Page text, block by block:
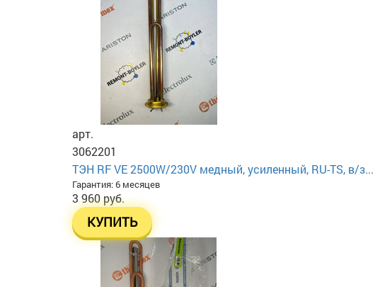
арт.
3062201
ТЭН RF VE 2500W/230V медный, усиленный, RU-TS, в/з...
Гарантия: 6 месяцев
3 960 руб.
КУПИТЬ